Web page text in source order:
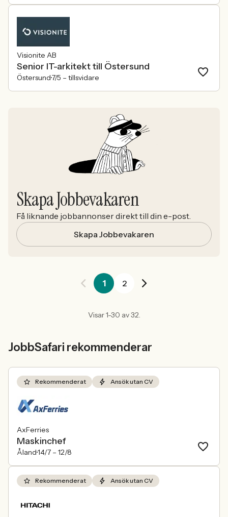
Visionite AB
Senior IT-arkitekt till Östersund
Östersund7/5 – tillsvidare
Skapa Jobbevakaren
Få liknande jobbannonser direkt till din e-post.
Skapa Jobbevakaren
1 2
Visar 1-30 av 32.
JobbSafari rekommenderar
Rekommenderat Ansök utan CV
AxFerries
Maskinchef
Åland14/7 – 12/8
Rekommenderat Ansök utan CV